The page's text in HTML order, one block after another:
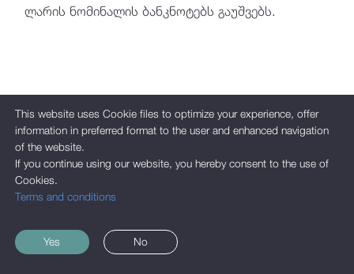
ლარის ნომინალის ბანკნოტებს გაუშვებს.
This website uses Cookie files to optimize your experience, offer
information in preferred format to the user and enhanced navigation
of the website.
If you continue using our website, you hereby consent to the use of
Cookies.
Terms and conditions
Yes No